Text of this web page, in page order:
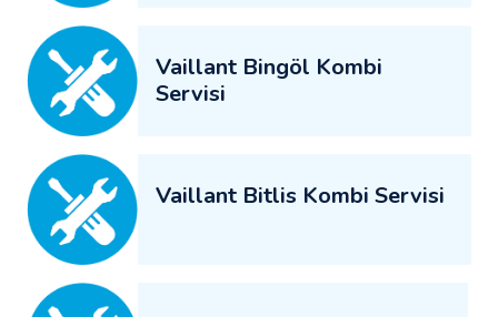
Vaillant Bingöl Kombi
Servisi
Vaillant Bitlis Kombi Servisi